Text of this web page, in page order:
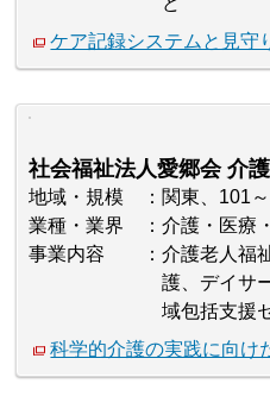
ケア記録システムと見守
社会福祉法人愛郷会 介
地域・規模
関東、101
業種・業界
介護・医療
事業内容
介護老人福
護、デイサ
域包括支援
科学的介護の実践に向け